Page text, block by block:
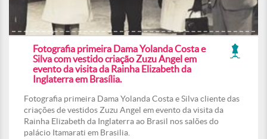
Fotografia primeira Dama Yolanda Costa e
Silva com vestido criação Zuzu Angel em
evento da visita da Rainha Elizabeth da
Inglaterra em Brasília.
Fotografia primeira Dama Yolanda Costa e Silva cliente das
criações de vestidos Zuzu Angel em evento da visita da
Rainha Elizabeth da Inglaterra ao Brasil nos salões do
palácio Itamarati em Brasilia.